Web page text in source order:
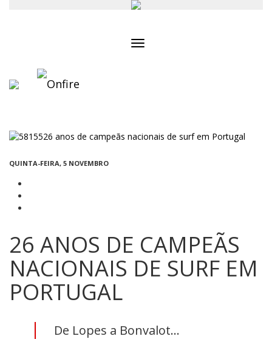
QUINTA-FEIRA, 5 NOVEMBRO
26 ANOS DE CAMPEÃS
NACIONAIS DE SURF EM
PORTUGAL
De Lopes a Bonvalot...